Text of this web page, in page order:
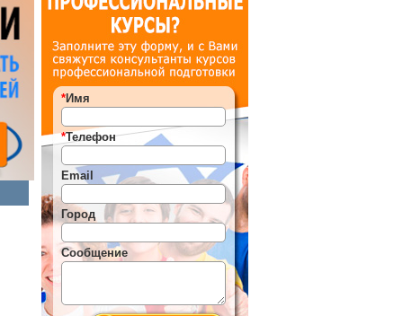
*Имя
*Телефон
Email
Город
Сообщение